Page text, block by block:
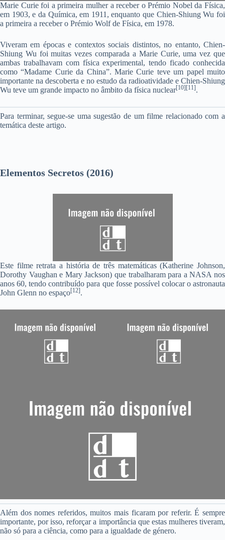
Marie Curie foi a primeira mulher a receber o Prémio Nobel da Física,
em 1903, e da Química, em 1911, enquanto que Chien-Shiung Wu foi
a primeira a receber o Prémio Wolf de Física, em 1978.
Viveram em épocas e contextos sociais distintos, no entanto, Chien-
Shiung Wu foi muitas vezes comparada a Marie Curie, uma vez que
ambas trabalhavam com física experimental, tendo ficado conhecida
como “Madame Curie da China”. Marie Curie teve um papel muito
importante na descoberta e no estudo da radioatividade e Chien-Shiung
Wu teve um grande impacto no âmbito da física nuclear[10][11].
Para terminar, segue-se uma sugestão de um filme relacionado com a
temática deste artigo.
Elementos Secretos (2016)
Este filme retrata a história de três matemáticas (Katherine Johnson,
Dorothy Vaughan e Mary Jackson) que trabalharam para a NASA nos
anos 60, tendo contribuído para que fosse possível colocar o astronauta
John Glenn no espaço[12].
Além dos nomes referidos, muitos mais ficaram por referir. É sempre
importante, por isso, reforçar a importância que estas mulheres tiveram,
não só para a ciência, como para a igualdade de género.